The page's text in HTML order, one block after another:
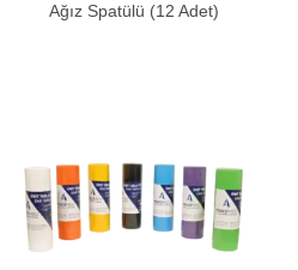
Ağız Spatülü (12 Adet)